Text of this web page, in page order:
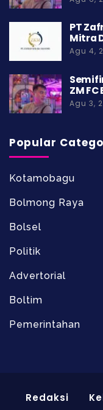
PT
Mitra
Agu 4,
ZM
Agu 3,
Popular
Kotamobagu
Bolmong Raya
Bolsel
Politik
Advertorial
Boltim
Pemerintahan
Redaksi